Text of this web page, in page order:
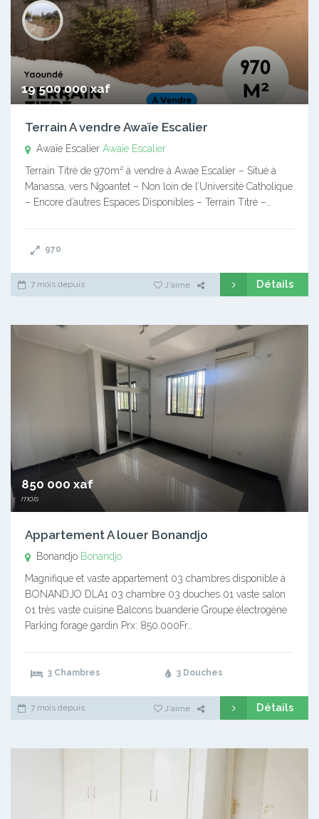
19 500 000 xaf
Terrain A vendre Awaïe Escalier
Awaïe Escalier Awaïe Escalier
Terrain Titré de 970m² à vendre à Awae Escalier – Situé à
Manassa, vers Ngoantet – Non loin de l’Université Catholique
– Encore d’autres Espaces Disponibles – Terrain Titré –…
970
7 mois depuis J'aime Détails
850 000 xaf
mois
Appartement A louer Bonandjo
Bonandjo Bonandjo
Magnifique et vaste appartement 03 chambres disponible à
BONANDJO DLA1 03 chambre 03 douches 01 vaste salon
01 très vaste cuisine Balcons buanderie Groupe électrogène
Parking forage gardin Prx: 850.000Fr…
3 Chambres 3 Douches
7 mois depuis J'aime Détails